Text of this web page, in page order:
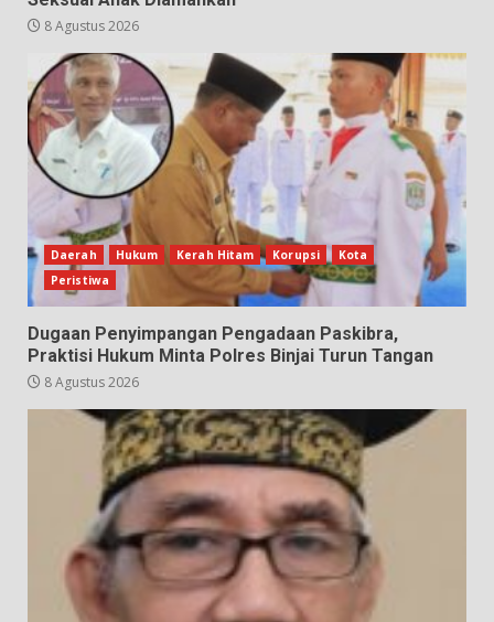
8 Agustus 2026
Daerah Hukum Kerah Hitam Korupsi
Kota
Peristiwa
Dugaan Penyimpangan Pengadaan Paskibra,
Praktisi Hukum Minta Polres Binjai Turun Tangan
8 Agustus 2026